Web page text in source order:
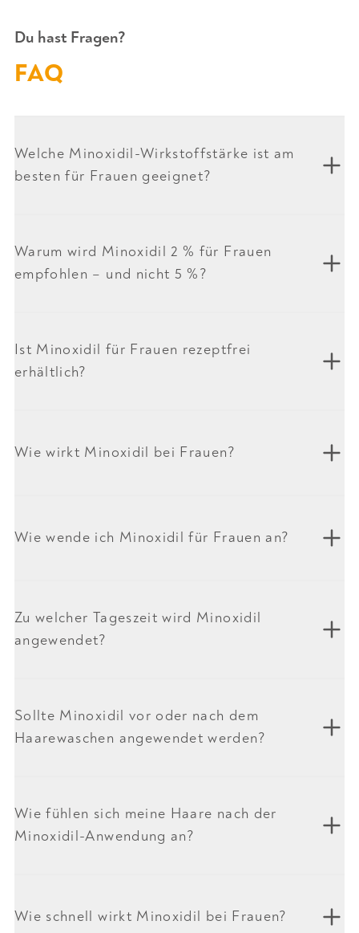
Du hast Fragen?
FAQ
Welche Minoxidil-Wirkstoffstärke ist am
besten für Frauen geeignet?
Warum wird Minoxidil 2 % für Frauen
empfohlen – und nicht 5 %?
Ist Minoxidil für Frauen rezeptfrei
erhältlich?
Wie wirkt Minoxidil bei Frauen?
Wie wende ich Minoxidil für Frauen an?
Zu welcher Tageszeit wird Minoxidil
angewendet?
Sollte Minoxidil vor oder nach dem
Haarewaschen angewendet werden?
Wie fühlen sich meine Haare nach der
Minoxidil-Anwendung an?
Wie schnell wirkt Minoxidil bei Frauen?